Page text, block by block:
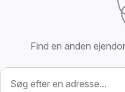
Find en anden
Søg efter ejendom